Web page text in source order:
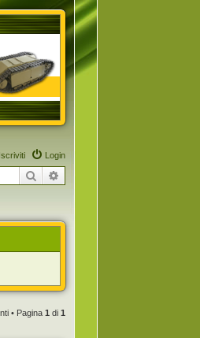
Login
Iscriviti
Cerca
• Pagina 1 di 1